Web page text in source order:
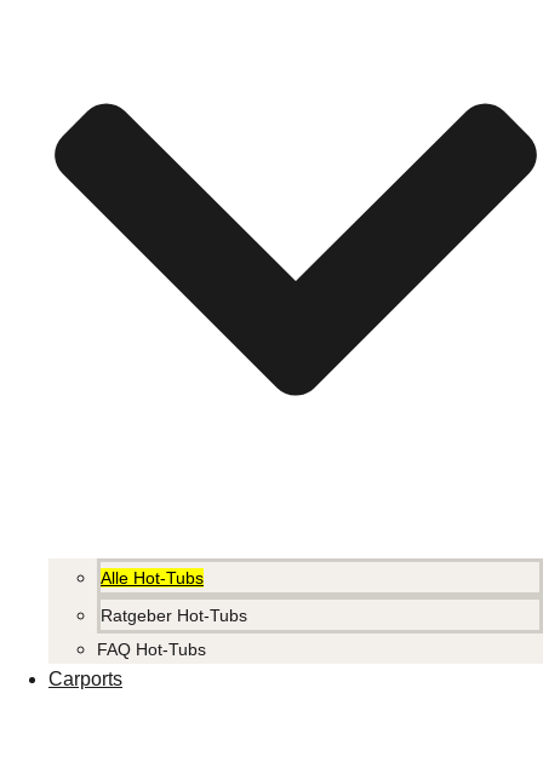
Alle Hot-Tubs
Ratgeber Hot-Tubs
FAQ Hot-Tubs
Carports